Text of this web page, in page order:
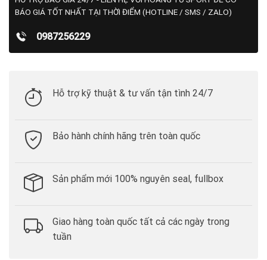
BÁO GIÁ TỐT NHẤT TẠI THỜI ĐIỂM (HOTLINE / SMS / ZALO)
0987256229
Hỗ trợ kỹ thuật & tư vấn tận tình 24/7
Bảo hành chính hãng trên toàn quốc
Sản phẩm mới 100% nguyên seal, fullbox
Giao hàng toàn quốc tất cả các ngày trong
tuần